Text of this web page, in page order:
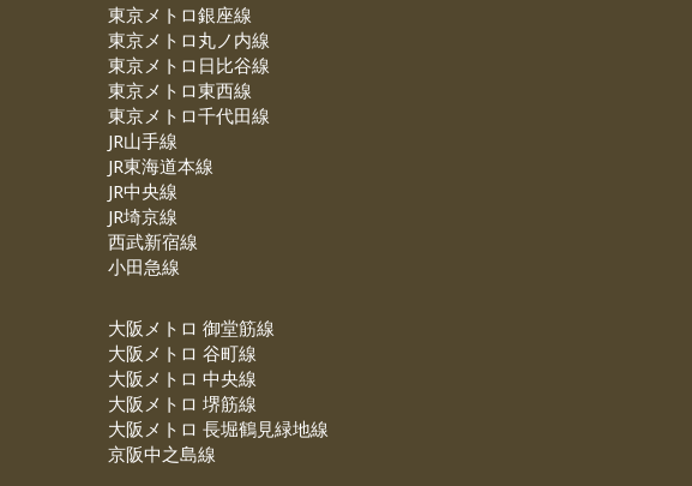
東京メトロ銀座線
東京メトロ丸ノ内線
東京メトロ日比谷線
東京メトロ東西線
東京メトロ千代田線
JR山手線
JR東海道本線
JR中央線
JR埼京線
西武新宿線
小田急線
大阪メトロ 御堂筋線
大阪メトロ 谷町線
大阪メトロ 中央線
大阪メトロ 堺筋線
大阪メトロ 長堀鶴見緑地線
京阪中之島線